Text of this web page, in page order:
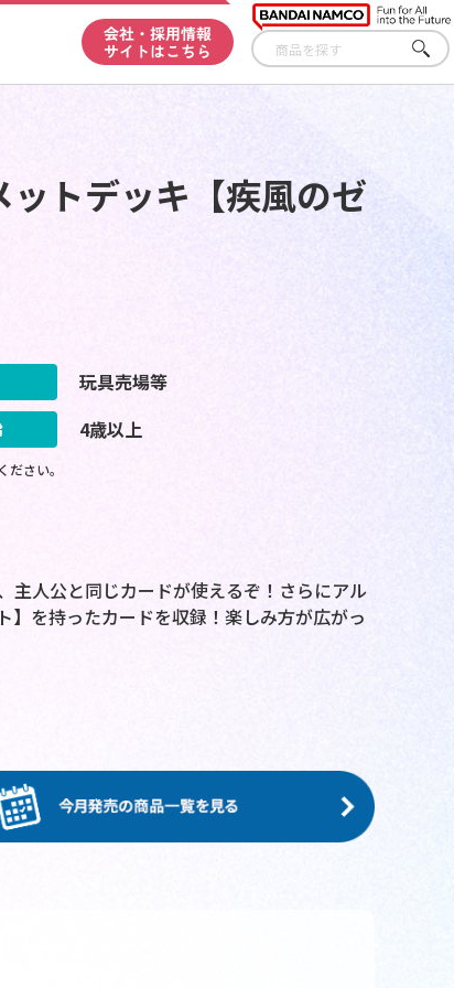
会社・採用情報
サイトはこちら
さが
す
トデッキ【疾風のゼ
玩具売場等
4歳以上
さい。
主人公と同じカードが使えるぞ！さらにアル
】を持ったカードを収録！楽しみ方が広がっ